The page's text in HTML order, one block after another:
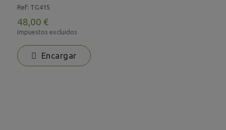
Ref: TG415
48,00 €
Impuestos excluidos
Encargar